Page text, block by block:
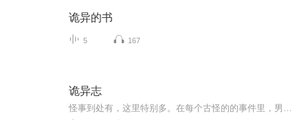
诡异的书
5 167
诡异志